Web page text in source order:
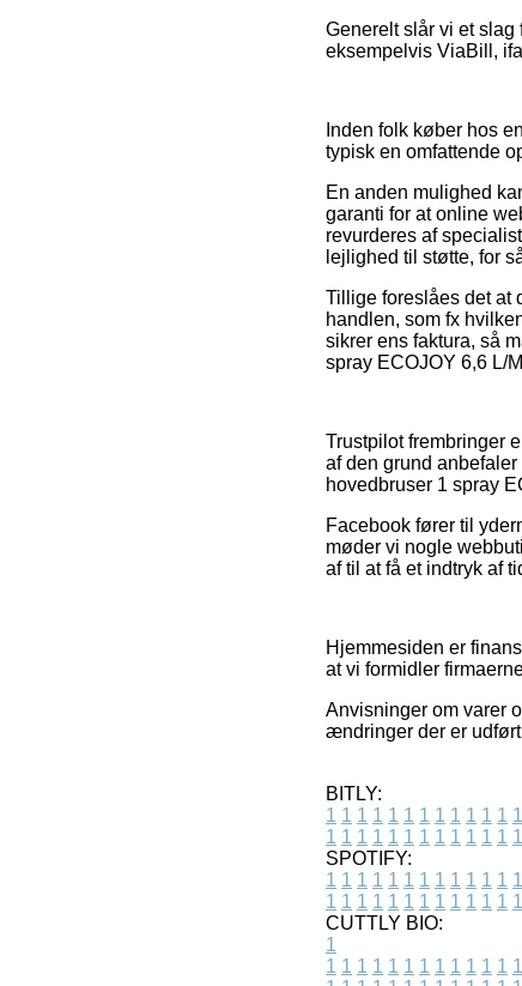
Generelt slår vi et slag
eksempelvis ViaBill,
Inden folk køber hos
typisk en omfattende
En anden mulighed
garanti for at online
revurderes af
lejlighed til støtte, for
Tillige foreslåes det at
handlen, som fx
sikrer ens faktura, så
spray ECOJOY 6,6 L/
Trustpilot frembringer
af den grund
hovedbruser 1 spray
Facebook fører til
møder vi nogle
af til at få et indtryk af
Hjemmesiden er
at vi formidler
Anvisninger om varer
ændringer der er
BITLY:
1 1 1 1 1 1 1 1 1 1 1 1 1
1 1 1 1 1 1 1 1 1 1 1 1 1
SPOTIFY:
1 1 1 1 1 1 1 1 1 1 1 1 1
1 1 1 1 1 1 1 1 1 1 1 1 1
CUTTLY BIO:
1
1 1 1 1 1 1 1 1 1 1 1 1 1